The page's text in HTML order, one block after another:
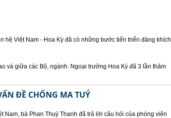
hệ Việt Nam - Hoa Kỳ đã có những bước tiến triển đáng khích
và giữa các Bộ, ngành. Ngoại trưởng Hoa Kỳ đã 3 lần thăm
ĐỀ CHỐNG MA TUÝ
Nam, bà Phan Thuý Thanh đã trả lời câu hỏi của phóng viên